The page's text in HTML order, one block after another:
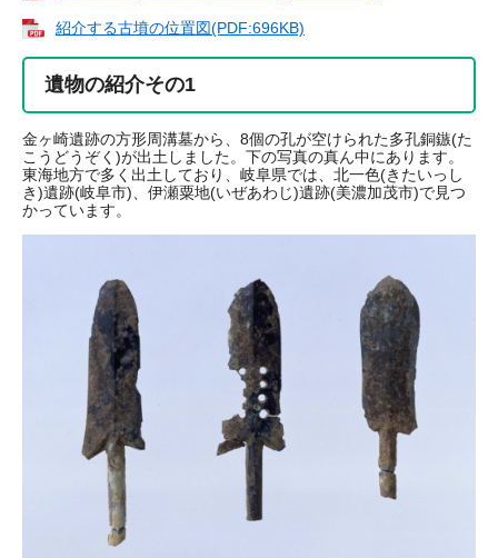
紹介する古墳の位置図(PDF:696KB)
遺物の紹介その1
金ヶ崎遺跡の方形周溝墓から、8個の孔が空けられた多孔銅鏃(た
こうどうぞく)が出土しました。下の写真の真ん中にあります。
東海地方で多く出土しており、岐阜県では、北一色(きたいっし
き)遺跡(岐阜市)、伊瀬粟地(いぜあわじ)遺跡(美濃加茂市)で見つ
かっています。